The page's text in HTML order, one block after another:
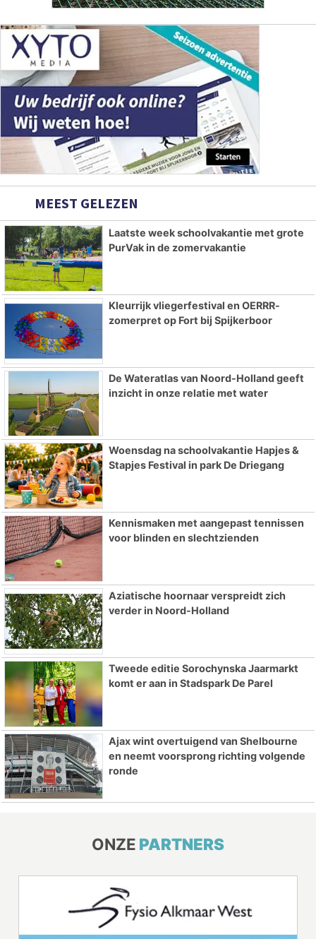
MEEST GELEZEN
Laatste week schoolvakantie met grote
PurVak in de zomervakantie
Kleurrijk vliegerfestival en OERRR-
zomerpret op Fort bij Spijkerboor
De Wateratlas van Noord-Holland geeft
inzicht in onze relatie met water
Woensdag na schoolvakantie Hapjes &
Stapjes Festival in park De Driegang
Kennismaken met aangepast tennissen
voor blinden en slechtzienden
Aziatische hoornaar verspreidt zich
verder in Noord-Holland
Tweede editie Sorochynska Jaarmarkt
komt er aan in Stadspark De Parel
Ajax wint overtuigend van Shelbourne
en neemt voorsprong richting volgende
ronde
ONZE PARTNERS